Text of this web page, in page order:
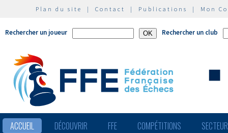
Plan du site | Contact | Publications | Mon
Rechercher un joueur Rechercher un club
ACCUEIL DÉCOUVRIR FFE COMPÉTITIONS